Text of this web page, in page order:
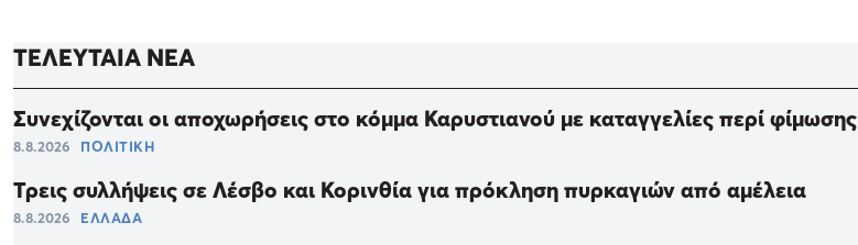
ΤΕΛΕΥΤΑΙΑ ΝΕΑ
Συνεχίζονται οι αποχωρήσεις στο κόμμα Καρυστιανού με καταγγελίες περί φίμωσης
8.8.2026 ΠΟΛΙΤΙΚΗ
Τρεις συλλήψεις σε Λέσβο και Κορινθία για πρόκληση πυρκαγιών από αμέλεια
8.8.2026 ΕΛΛΑΔΑ